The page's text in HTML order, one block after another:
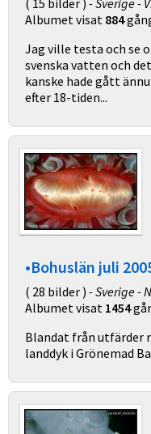
( 15 bilder ) - Sverige -
Albumet visat 884
Jag ville testa och se
svenska vatten och
kanske hade gått
efter 18-tiden...
•Bohuslän juli
( 28 bilder ) - Sverige -
Albumet visat 1454
Blandat från utfärder
landdyk i Grönemad